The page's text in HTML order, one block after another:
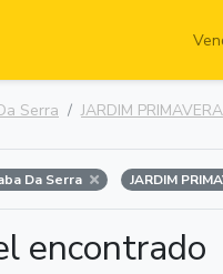
Serra JARDIM PRIMAVERA
Da Serra JARDIM
encontrado